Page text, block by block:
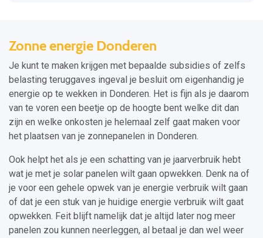
Zonne energie Donderen
Je kunt te maken krijgen met bepaalde subsidies of zelfs
belasting teruggaves ingeval je besluit om eigenhandig je
energie op te wekken in Donderen. Het is fijn als je daarom
van te voren een beetje op de hoogte bent welke dit dan
zijn en welke onkosten je helemaal zelf gaat maken voor
het plaatsen van je zonnepanelen in Donderen.
Ook helpt het als je een schatting van je jaarverbruik hebt
wat je met je solar panelen wilt gaan opwekken. Denk na of
je voor een gehele opwek van je energie verbruik wilt gaan
of dat je een stuk van je huidige energie verbruik wilt gaat
opwekken. Feit blijft namelijk dat je altijd later nog meer
panelen zou kunnen neerleggen, al betaal je dan wel weer